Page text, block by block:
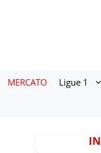
MERCATO Ligue 1